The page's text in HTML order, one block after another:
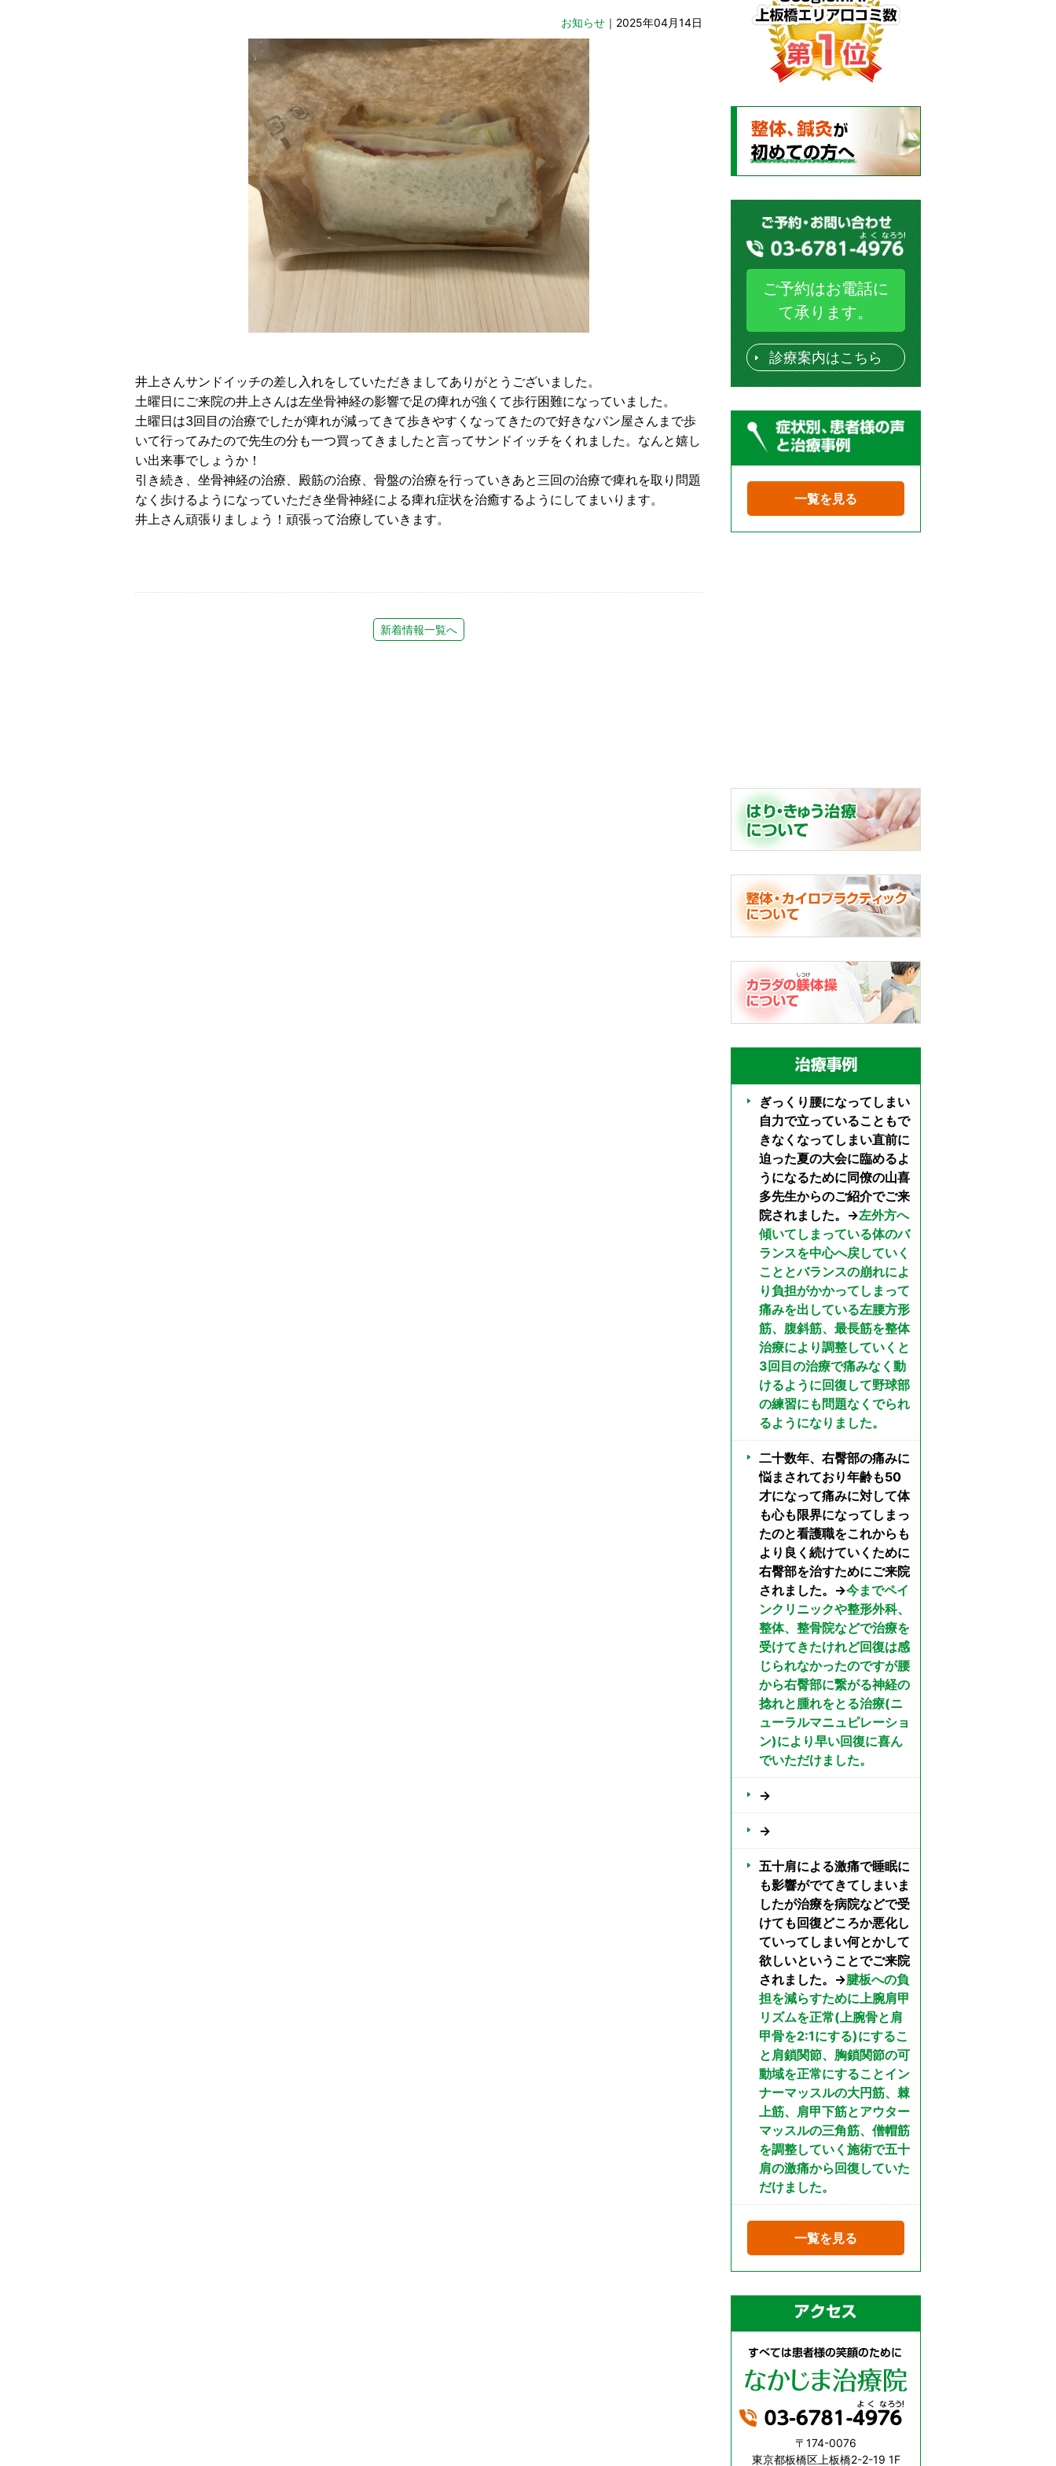
お知らせ ｜2025年04月14日
井上さんサンドイッチの差し入れをしていただきましてありがとうございました。
土曜日にご来院の井上さんは左坐骨神経の影響で足の痺れが強くて歩行困難になっていました。
土曜日は3回目の治療でしたが痺れが減ってきて歩きやすくなってきたので好きなパン屋さんまで歩
いて行ってみたので先生の分も一つ買ってきましたと言ってサンドイッチをくれました。なんと嬉し
い出来事でしょうか！
引き続き、坐骨神経の治療、殿筋の治療、骨盤の治療を行っていきあと三回の治療で痺れを取り問題
なく歩けるようになっていただき坐骨神経による痺れ症状を治癒するようにしてまいります。
井上さん頑張りましょう！頑張って治療していきます。
新着情報一覧へ
ご予約はお電話に
て承ります。
診療案内はこちら
一覧を見る
ぎっくり腰になってしまい
自力で立っていることもで
きなくなってしまい直前に
迫った夏の大会に臨めるよ
うになるために同僚の山喜
多先生からのご紹介でご来
院されました。→左外方へ
傾いてしまっている体のバ
ランスを中心へ戻していく
こととバランスの崩れによ
り負担がかかってしまって
痛みを出している左腰方形
筋、腹斜筋、最長筋を整体
治療により調整していくと
3回目の治療で痛みなく動
けるように回復して野球部
の練習にも問題なくでられ
るようになりました。
二十数年、右臀部の痛みに
悩まされており年齢も50
才になって痛みに対して体
も心も限界になってしまっ
たのと看護職をこれからも
より良く続けていくために
右臀部を治すためにご来院
されました。→今までペイ
ンクリニックや整形外科、
整体、整骨院などで治療を
受けてきたけれど回復は感
じられなかったのですが腰
から右臀部に繋がる神経の
捻れと腫れをとる治療(ニ
ューラルマニュピレーショ
ン)により早い回復に喜ん
でいただけました。
→
→
五十肩による激痛で睡眠に
も影響がでてきてしまいま
したが治療を病院などで受
けても回復どころか悪化し
ていってしまい何とかして
欲しいということでご来院
されました。→腱板への負
担を減らすために上腕肩甲
リズムを正常(上腕骨と肩
甲骨を2:1にする)にするこ
と肩鎖関節、胸鎖関節の可
動域を正常にすることイン
ナーマッスルの大円筋、棘
上筋、肩甲下筋とアウター
マッスルの三角筋、僧帽筋
を調整していく施術で五十
肩の激痛から回復していた
だけました。
一覧を見る
〒174-0076
東京都板橋区上板橋2-2-19 1F